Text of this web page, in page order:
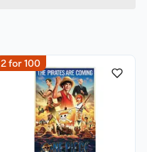
2 for 100